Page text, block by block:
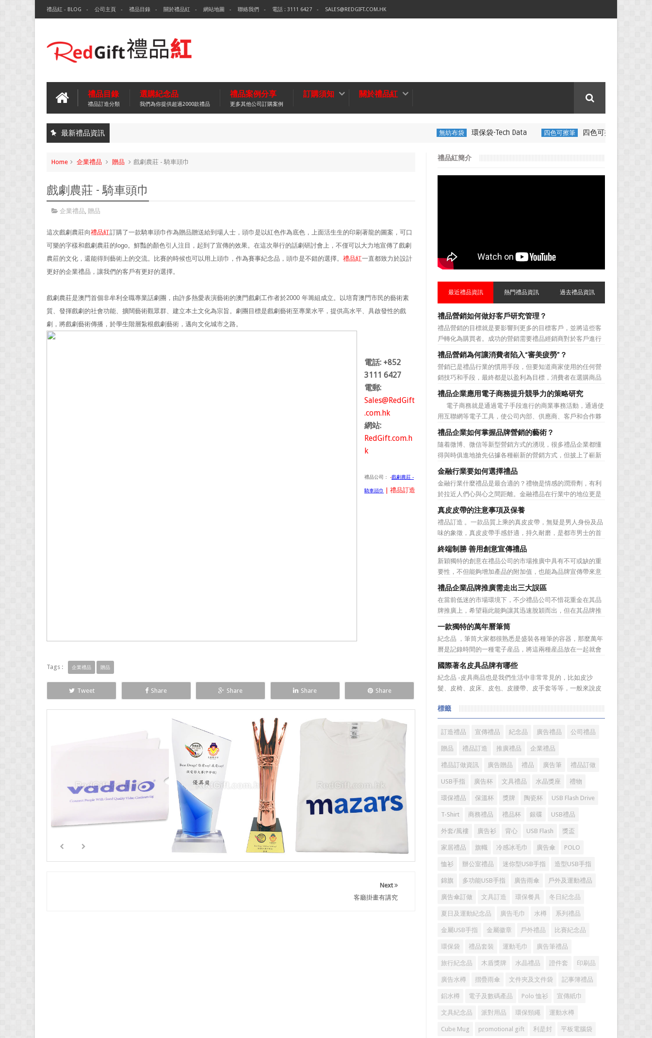
禮品紅 - BLOG 公司主頁 禮品目錄 關於禮品紅 網站地圖 聯絡我們 電話 : 3111 6427 SALES@REDGIFT.COM.HK
禮品目錄
禮品訂造分類
選購紀念品
我們為你提供超過2000款禮品
禮品案例分享
更多其他公司訂購案例
訂購須知 關於禮品紅
最新禮品資訊 環保袋-Tech Data 四色可擦筆 四色可擦筆-百通電纜
Home 企業禮品 贈品 戲劇農莊 - 騎車頭巾
戲劇農莊 - 騎車頭巾
企業禮品, 贈品
這次戲劇農莊向禮品紅訂購了一款騎車頭巾作為贈品贈送給到場人士，頭巾是以紅色作為底色，上面活生生的印刷著龍的圖案，可口
可樂的字樣和戲劇農莊的logo。鮮豔的顏色引人注目，起到了宣傳的效果。在這次舉行的話劇研討會上，不僅可以大力地宣傳了戲劇
農莊的文化，還能得到藝術上的交流。比賽的時候也可以用上頭巾，作為賽事紀念品，頭巾是不錯的選擇。 禮品紅一直都致力於設計
更好的企業禮品，讓我們的客戶有更好的選擇。
戲劇農莊是澳門首個非牟利全職專業話劇團，由許多熱愛表演藝術的澳門戲劇工作者於2000 年籌組成立。以培育澳門市民的藝術素
質、發揮戲劇的社會功能、擴闊藝術觀眾群、建立本土文化為宗旨。劇團目標是戲劇藝術至專業水平，提供高水平、具啟發性的戲
劇，將戲劇藝術傳播，於學生階層紮根戲劇藝術，邁向文化城市之路。
電話: +852
3111 6427
電郵:
Sales@RedGift
.com.hk
網站:
RedGift.com.h
k
禮品公司： -戲劇農莊 -
騎車頭巾 | 禮品訂造
Tags : 企業禮品 贈品
Tweet Share Share Share Share
Next
客廳掛畫有講究
禮品紅簡介
最近禮品資訊 熱門禮品資訊 過去禮品資訊
禮品營銷如何做好客戶研究管理？
禮品營銷的目標就是要影響到更多的目標客戶，並將這些客
戶轉化為購買者。成功的營銷需要禮品經銷商對於客戶進行
相應的分類，了解不同類型客戶的貢獻度，從而有的放矢的
制定相應的營銷對策，而這需要對於客戶研究方面更多地投
入，這不僅是銷售環節的事，也需要營銷管理策略的整體支
持。具體來說，有以下...
禮品營銷為何讓消費者陷入“審美疲勞”？
營銷已是禮品行業的慣用手段，但要知道商家使用的任何營
銷技巧和手段，最終都是以盈利為目標，消費者在選購商品
時最為關注的便是如何利用最低的費用購買到最超值的貨
品。在禮品公司使用常規的營銷方式的同時，消費者也不免
走陷入了“審美疲勞”。 編者總結了最讓消費者對禮品行
業營銷產生免疫...
禮品企業應用電子商務提升競爭力的策略研究
電子商務就是通過電子手段進行的商業事務活動，通過使
用互聯網等電子工具，使公司內部、供應商、客戶和合作夥
伴之間，利用電子業務共享信息，實現企業間業務流程的電
子化，配合企業內部的電子化生產管理系統，提高企業的生
產、庫存、流通和資金等各個環節的效率。它具有結構性、
動態性、社...
禮品企業如何掌握品牌營銷的藝術？
隨着微博、微信等新型營銷方式的湧現，很多禮品企業都懂
得與時俱進地搶先佔據各種嶄新的營銷方式，但披上了嶄新
的營銷軀殼，卻沒有掌握營銷的靈魂。要知道，營銷真正的
價值不是將品牌鋪設到消費者眼前，而是將品牌印到消費者
心裡 與消費者的心理距離的拉近，並不是一朝一夕的事
情，需要做好持...
金融行業要如何選擇禮品
金融行業什麼禮品是最合適的？禮物是情感的潤滑劑，有利
於拉近人們心與心之間距離。金融禮品在行業中的地位更是
不容忽視，因為禮品即是企業形象的象徵，又是企業地位的
彰顯，同時對收禮人來說，一份禮物的永恆意義是語言難以
企及的。難怪有人曾說：再省也不能省禮物，再窮也不能窮
送禮。但是，禮品選擇...
真皮皮帶的注意事項及保養
禮品訂造 。一款品質上乘的真皮皮帶，無疑是男人身份及品
味的象徵，真皮皮帶手感舒適，持久耐磨，是都市男士的首
選。當你還在髮愁老爸生日禮物送什麼的時候，一款真皮皮
帶就是非常不錯的選擇。但是真皮皮帶如果疏於保養，也會
黯然失色，出現裂痕和破損的痕跡，今天小編就爲大家分享
真皮皮帶的注意事項...
終端制勝 善用創意宣傳禮品
新穎獨特的創意在禮品公司的市場推廣中具有不可或缺的重
要性，不但能夠增加產品的附加值，也能為品牌宣傳帶來意
想不到的促進作用。禮品公司如果能夠巧妙運用這些獨具創
意的宣傳禮品來提升宣傳技巧，在終端推廣中將更具競爭
力。 打火機、煙灰缸、鑰匙鏈、毛巾……當今市場上的
宣傳品幾乎是司空...
禮品企業品牌推廣需走出三大誤區
在當前低迷的市場環境下，不少禮品公司不惜花重金在其品
牌推廣上，希望藉此能夠讓其迅速脫穎而出，但在其品牌推
廣的營銷管理思路上，也有許多禮品企業走入了幾大誤區而
無法自拔，這其中，最為常見的誤區有： 誤區一：不清
楚品牌到底在表達什麼 很多禮品企業在推廣品牌之前，
不知道到...
一款獨特的萬年曆筆筒
紀念品 ，筆筒大家都很熟悉是盛裝各種筆的容器，那麼萬年
曆是記錄時間的一種電子産品，將這兩種産品放在一起就會
組合成一個新的産品—萬年曆筆筒，今天小編就來爲您介紹
一款獨特的萬年曆筆筒。 筆筒美觀大方，他是採用皮
料、鐵架和鋁片做外觀，是一款多功能萬年曆筆筒，集時間
溫度，年、月...
國際著名皮具品牌有哪些
紀念品 -皮具商品也是我們生活中非常常見的，比如皮沙
髮、皮椅、皮床、皮包、皮腰帶、皮手套等等，一般來說皮
睞。國際著名皮具品牌有哪些?下麵就一起來了解一下吧!
國際著名皮具品牌： 1、路易·威登(LV) 創立於
1...
標籤
訂造禮品 宣傳禮品 紀念品 廣告禮品 公司禮品
贈品 禮品訂造 推廣禮品 企業禮品
禮品訂做資訊 廣告贈品 禮品 廣告筆 禮品訂做
USB手指 廣告杯 文具禮品 水晶獎座 禮物
環保禮品 保溫杯 獎牌 陶瓷杯 USB Flash Drive
T-Shirt 商務禮品 禮品杯 銀碟 USB禮品
外套/風褸 廣告衫 背心 USB Flash 獎盃
家居禮品 旗幟 冷感冰毛巾 廣告傘 POLO
恤衫 辦公室禮品 迷你型USB手指 造型USB手指
錦旗 多功能USB手指 廣告雨傘 戶外及運動禮品
廣告傘訂做 文具訂造 環保餐具 冬日紀念品
夏日及運動紀念品 廣告毛巾 水樽 系列禮品
金屬USB手指 金屬徽章 戶外禮品 比賽紀念品
環保袋 禮品套裝 運動毛巾 廣告筆禮品
旅行紀念品 木盾獎牌 水晶禮品 證件套 印刷品
廣告水樽 摺疊雨傘 文件夾及文件袋 記事簿禮品
鋁水樽 電子及數碼產品 Polo 恤衫 宣傳紙巾
文具紀念品 派對用品 環保頸繩 運動水樽
Cube Mug promotional gift 利是封 平板電腦袋